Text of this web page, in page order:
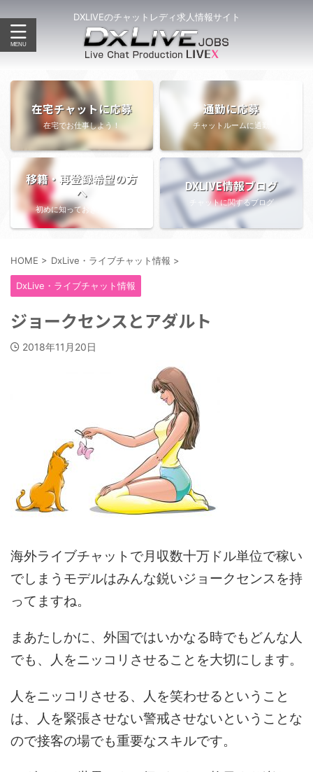
DXLIVEのチャットレディ求人情報サイト
在宅チャットに応募
在宅でお仕事しよう！
通勤に応募
チャットルームに通勤
移籍・再登録希望の方
へ
初めに知っておきたい情報
DXLIVE情報ブログ
チャットに関するブログ
HOME > DxLive・ライブチャット情報 >
DxLive・ライブチャット情報
ジョークセンスとアダルト
2018年11月20日
海外ライブチャットで月収数十万ドル単位で稼い
でしまうモデルはみんな鋭いジョークセンスを持
ってますね。
まあたしかに、外国ではいかなる時でもどんな人
でも、人をニッコリさせることを大切にします。
人をニッコリさせる、人を笑わせるということ
は、人を緊張させない警戒させないということな
ので接客の場でも重要なスキルです。